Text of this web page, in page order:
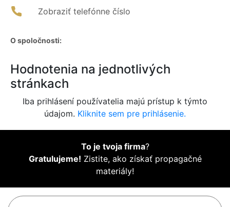
Zobraziť telefónne číslo
O spoločnosti:
Hodnotenia na jednotlivých
stránkach
Iba prihlásení používatelia majú prístup k týmto
údajom. Kliknite sem pre prihlásenie.
To je tvoja firma?
Gratulujeme! Zistite, ako získať propagačné
materiály!